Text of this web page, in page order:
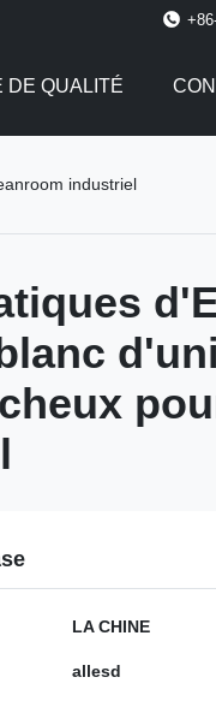
DE QUALITÉ
industriel
LA CHINE
allesd